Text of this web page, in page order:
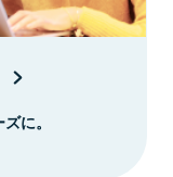
に。